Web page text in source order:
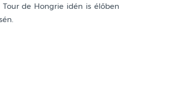
de Hongrie idén is élőben